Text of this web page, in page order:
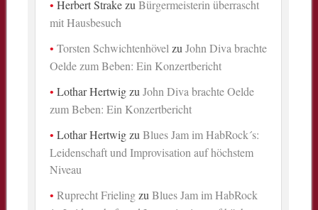
Herbert StrakezuBürgermeisterin überrascht
mit Hausbesuch
Torsten Schwichtenhövel zuJohn Diva brachte
Oelde zum Beben: Ein Konzertbericht
Lothar HertwigzuJohn Diva brachte Oelde
zum Beben: Ein Konzertbericht
Lothar HertwigzuBlues Jam im HabRock´s:
Leidenschaft und Improvisation auf höchstem
Niveau
Ruprecht FrielingzuBlues Jam im HabRock